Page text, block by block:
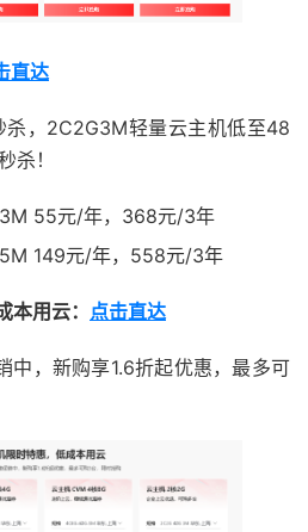
直达
杀，2C2G3M轻量云主机低至48
杀！
55元/年，368元/3年
149元/年，558元/3年
用云： 点击直达
中，新购享1.6折起优惠，最多可